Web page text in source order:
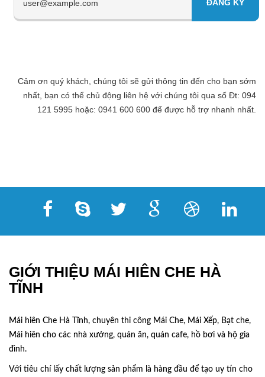
Cảm ơn quý khách, chúng tôi sẽ gửi thông tin đến cho bạn sớm
nhất, bạn có thể chủ động liên hệ với chúng tôi qua số Đt: 094
121 5995 hoặc: 0941 600 600 để được hỗ trợ nhanh nhất.
GIỚI THIỆU MÁI HIÊN CHE HÀ
TĨNH
Mái hiên Che Hà Tĩnh, chuyên thi công Mái Che, Mái Xếp, Bạt che,
Mái hiên cho các nhà xưởng, quán ăn, quán cafe, hồ bơi và hộ gia
đình.
Với tiêu chí lấy chất lượng sản phẩm là hàng đầu để tạo uy tín cho